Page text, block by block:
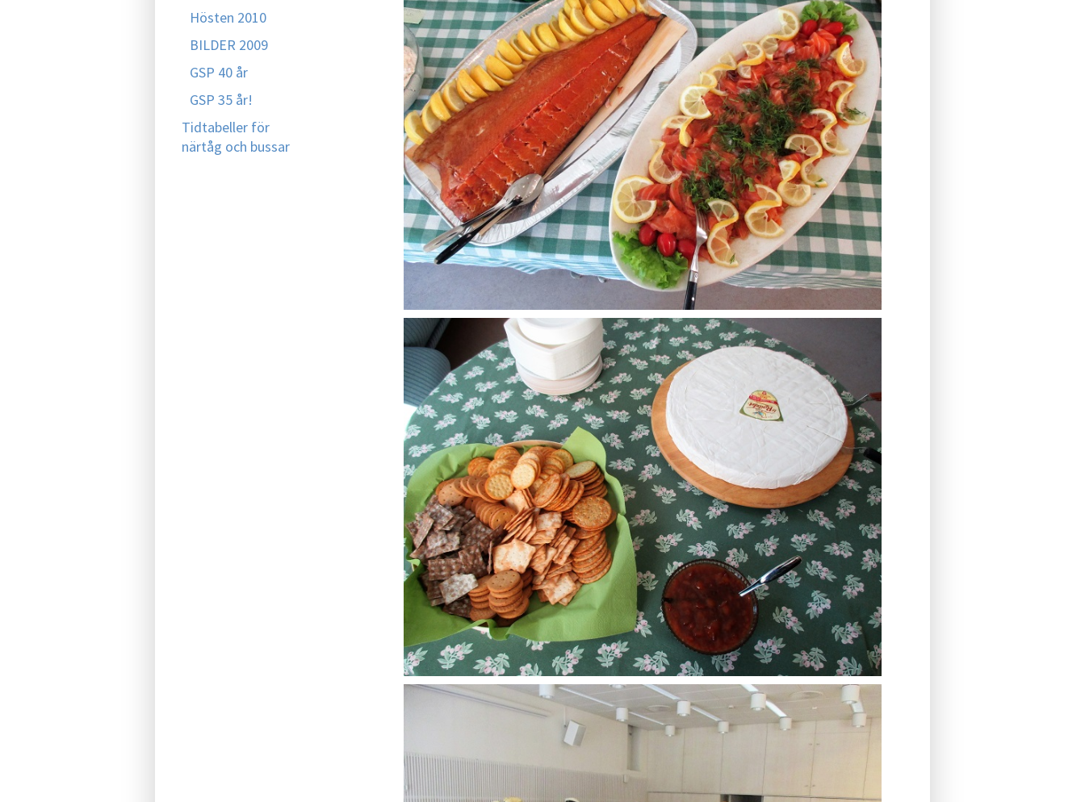
Hösten 2010
BILDER 2009
GSP 40 år
GSP 35 år!
Tidtabeller för
närtåg och bussar